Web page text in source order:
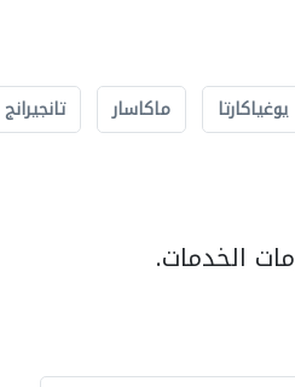
يوغياكارتا ماكاسار تانجيرانج
الخدمات.